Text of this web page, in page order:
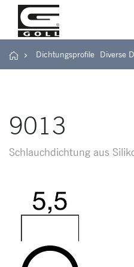
Dichtungsprofile Diverse
9013
Schlauchdichtung aus